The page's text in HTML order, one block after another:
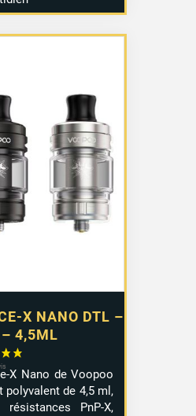
X NANO DTL –
– 4,5ML
X Nano de Voopoo
de 4,5 ml,
PnP-X,